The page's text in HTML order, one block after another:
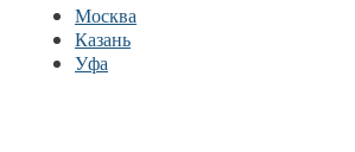
Москва
Казань
Уфа